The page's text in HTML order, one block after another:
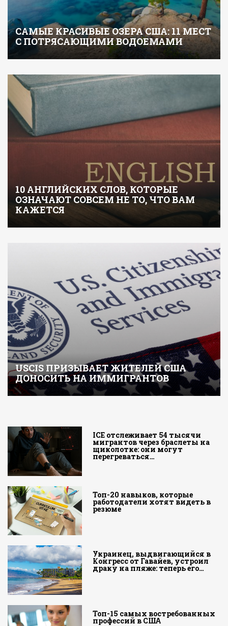
САМЫЕ КРАСИВЫЕ ОЗЕРА США: 11 МЕСТ
С ПОТРЯСАЮЩИМИ ВОДОЕМАМИ
10 АНГЛИЙСКИХ СЛОВ, КОТОРЫЕ
ОЗНАЧАЮТ СОВСЕМ НЕ ТО, ЧТО ВАМ
КАЖЕТСЯ
USCIS ПРИЗЫВАЕТ ЖИТЕЛЕЙ США
ДОНОСИТЬ НА ИММИГРАНТОВ
ICE отслеживает 54 тысячи
мигрантов через браслеты на
щиколотке: они могут
перегреваться…
Топ-20 навыков, которые
работодатели хотят видеть в
резюме
Украинец, выдвигающийся в
Конгресс от Гавайев, устроил
драку на пляже: теперь его…
Топ-15 самых востребованных
профессий в США